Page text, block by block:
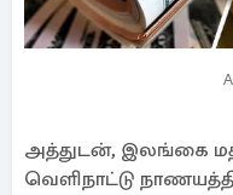
அத்துடன், இலங்கை
வெளிநாட்டு